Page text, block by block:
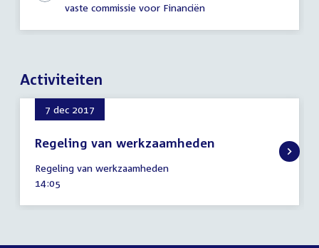
vaste commissie voor Financiën
Activiteiten
7 dec 2017
Regeling van werkzaamheden
december
2017
Regeling van werkzaamheden
Tijd
14:05